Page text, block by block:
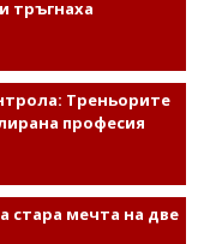
тръгнаха
Треньорите
професия
стара мечта на две